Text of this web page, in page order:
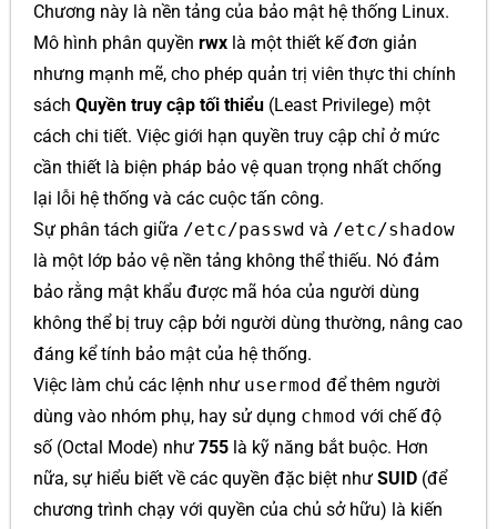
Chương này là nền tảng của bảo mật hệ thống Linux.
Mô hình phân quyền rwx là một thiết kế đơn giản
nhưng mạnh mẽ, cho phép quản trị viên thực thi chính
sách Quyền truy cập tối thiểu (Least Privilege) một
cách chi tiết. Việc giới hạn quyền truy cập chỉ ở mức
cần thiết là biện pháp bảo vệ quan trọng nhất chống
lại lỗi hệ thống và các cuộc tấn công.
Sự phân tách giữa /etc/passwd và /etc/shadow
là một lớp bảo vệ nền tảng không thể thiếu. Nó đảm
bảo rằng mật khẩu được mã hóa của người dùng
không thể bị truy cập bởi người dùng thường, nâng cao
đáng kể tính bảo mật của hệ thống.
Việc làm chủ các lệnh như usermod để thêm người
dùng vào nhóm phụ, hay sử dụng chmod với chế độ
số (Octal Mode) như 755 là kỹ năng bắt buộc. Hơn
nữa, sự hiểu biết về các quyền đặc biệt như SUID (để
chương trình chạy với quyền của chủ sở hữu) là kiến